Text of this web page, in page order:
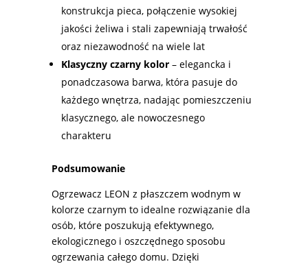
konstrukcja pieca, połączenie wysokiej
jakości żeliwa i stali zapewniają trwałość
oraz niezawodność na wiele lat
Klasyczny czarny kolor– elegancka i
ponadczasowa barwa, która pasuje do
każdego wnętrza, nadając pomieszczeniu
klasycznego, ale nowoczesnego
charakteru
Podsumowanie
Ogrzewacz LEON z płaszczem wodnym w
kolorze czarnym to idealne rozwiązanie dla
osób, które poszukują efektywnego,
ekologicznego i oszczędnego sposobu
ogrzewania całego domu. Dzięki